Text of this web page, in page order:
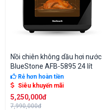
Nồi chiên không dầu hơi nước
BlueStone AFB-5895 24 lít
Rẻ hơn hoàn tiền
Siêu khuyến mãi
5,250,000đ
7,990,000đ